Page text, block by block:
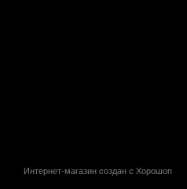
Интернет-магазин создан с Хорошоп